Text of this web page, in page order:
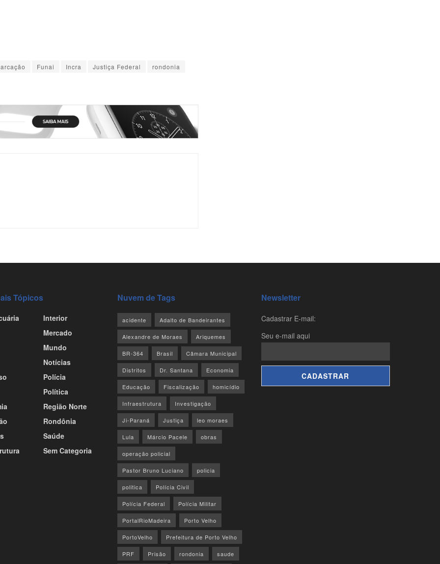
Funai Incra Justiça Federal rondonia
Tópicos
Interior
Mercado
Mundo
Notícias
Polícia
Política
Região Norte
Rondônia
Saúde
Sem Categoria
Nuvem de Tags
acidente Adalto de Bandeirantes
Alexandre de Moraes Ariquemes
BR-364 Brasil Câmara Municipal
Distritos Dr. Santana Economia
Educação Fiscalização homicídio
Infraestrutura Investigação
Ji-Paraná Justiça leo moraes
Lula Márcio Pacele obras
operação policial
Pastor Bruno Luciano policia
politica Polícia Civil
Polícia Federal Polícia Militar
PortalRioMadeira Porto Velho
PortoVelho Prefeitura de Porto Velho
PRF Prisão rondonia saude
Newsletter
Cadastrar E-mail:
Seu e-mail aqui